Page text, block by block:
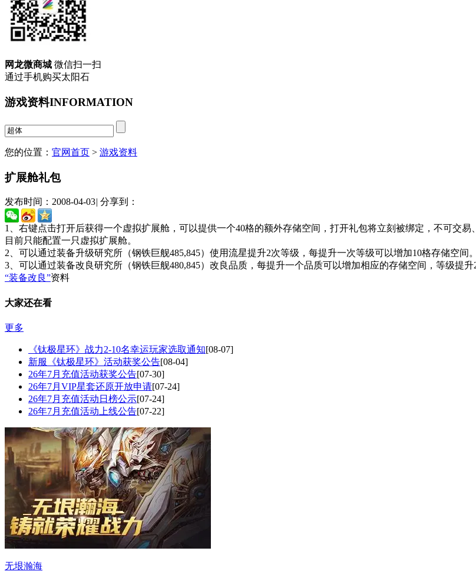
网龙微商城 微信扫一扫
通过手机购买太阳石
游戏资料INFORMATION
您的位置： 官网首页 > 游戏资料
扩展舱礼包
发布时间：2008-04-03| 分享到：
1、右键点击打开后获得一个虚拟扩展舱，可以提供一个40格的额外存储空间，打开礼包将立刻被绑定，不可交
目前只能配置一只虚拟扩展舱。
2、可以通过装备升级研究所（钢铁巨舰485,845）使用流星提升2次等级，每提升一次等级可以增加10格存储空间
3、可以通过装备改良研究所（钢铁巨舰480,845）改良品质，每提升一个品质可以增加相应的存储空间，等级提
“装备改良”资料
大家还在看
更多
《钛极星环》战力2-10名幸运玩家选取通知[08-07]
新服《钛极星环》活动获奖公告[08-04]
26年7月充值活动获奖公告[07-30]
26年7月VIP星套还原开放申请[07-24]
26年7月充值活动日榜公示[07-24]
26年7月充值活动上线公告[07-22]
无垠瀚海